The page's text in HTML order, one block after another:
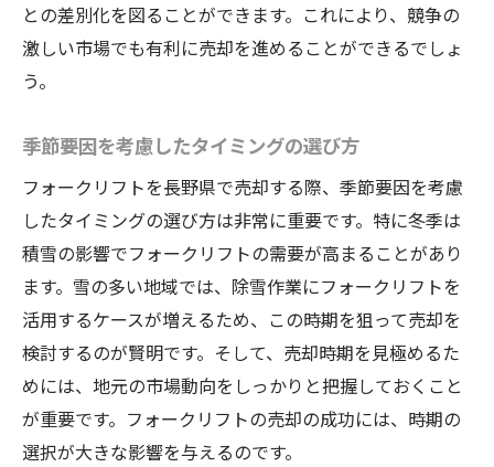
との差別化を図ることができます。これにより、競争の
激しい市場でも有利に売却を進めることができるでしょ
う。
季節要因を考慮したタイミングの選び方
フォークリフトを長野県で売却する際、季節要因を考慮
したタイミングの選び方は非常に重要です。特に冬季は
積雪の影響でフォークリフトの需要が高まることがあり
ます。雪の多い地域では、除雪作業にフォークリフトを
活用するケースが増えるため、この時期を狙って売却を
検討するのが賢明です。そして、売却時期を見極めるた
めには、地元の市場動向をしっかりと把握しておくこと
が重要です。フォークリフトの売却の成功には、時期の
選択が大きな影響を与えるのです。